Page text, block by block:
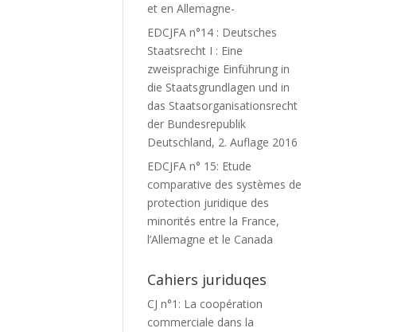
et en Allemagne-
EDCJFA n°14 : Deutsches
Staatsrecht I : Eine
zweisprachige Einführung in
die Staatsgrundlagen und in
das Staatsorganisationsrecht
der Bundesrepublik
Deutschland, 2. Auflage 2016
EDCJFA n° 15: Etude
comparative des systèmes de
protection juridique des
minorités entre la France,
l’Allemagne et le Canada
Cahiers juriduqes
CJ n°1: La coopération
commerciale dans la